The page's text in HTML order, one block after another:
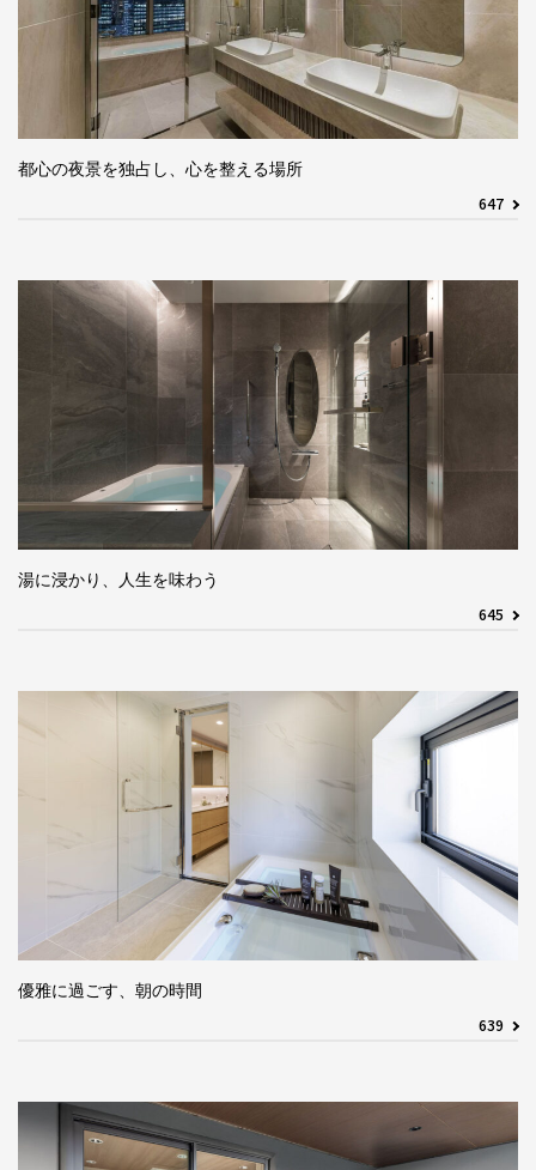
都心の夜景を独占し、心を整える場所
647
湯に浸かり、人生を味わう
645
優雅に過ごす、朝の時間
639